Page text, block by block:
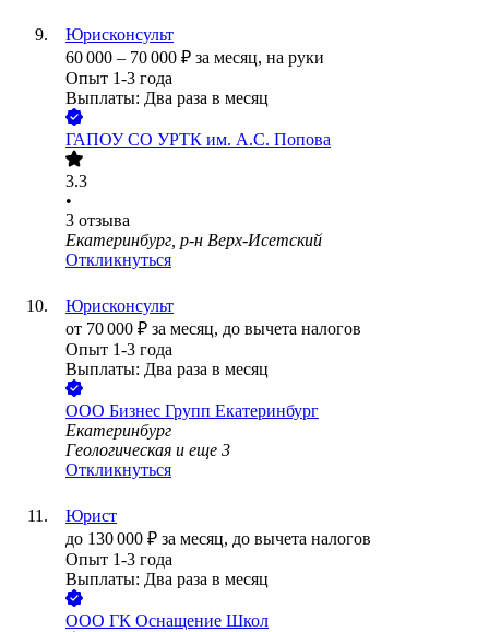
Юрисконсульт
60 000 – 70 000 ₽ за месяц, на руки
Опыт 1-3 года
Выплаты: Два раза в месяц
ГАПОУ СО УРТК им. А.С. Попова
3.3
•
3 отзыва
Екатеринбург, р-н Верх-Исетский
Откликнуться
Юрисконсульт
от 70 000 ₽ за месяц, до вычета налогов
Опыт 1-3 года
Выплаты: Два раза в месяц
ООО Бизнес Групп Екатеринбург
Екатеринбург
Геологическая и еще 3
Откликнуться
Юрист
до 130 000 ₽ за месяц, до вычета налогов
Опыт 1-3 года
Выплаты: Два раза в месяц
ООО ГК Оснащение Школ